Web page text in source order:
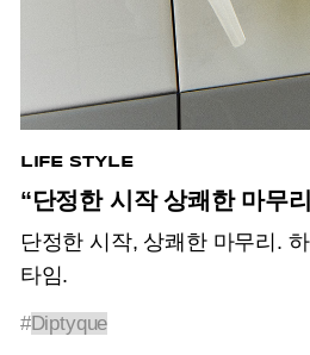
LIFE STYLE
“단정한 시작 상쾌한 마무
단정한 시작, 상쾌한 마무리.
타임.
#Diptyque